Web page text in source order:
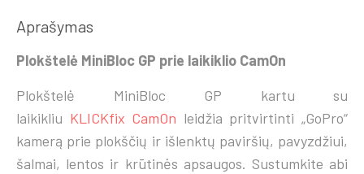
Aprašymas
Plokštelė MiniBloc GP prie laikiklio CamOn
Plokštelė MiniBloc GP kartu su
laikikliu KLICKfix CamOn leidžia pritvirtinti „GoPro“
kamerą prie plokščių ir išlenktų paviršių, pavyzdžiui,
šalmai, lentos ir krūtinės apsaugos. Sustumkite abi